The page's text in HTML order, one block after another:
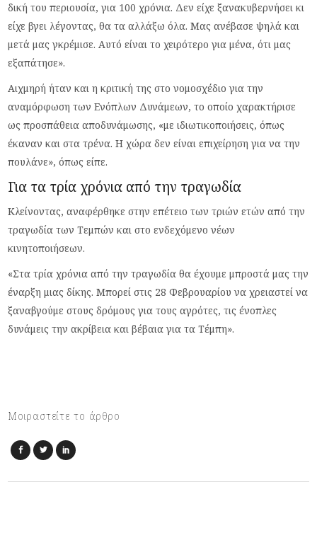
δική του περιουσία, για 100 χρόνια. Δεν είχε ξανακυβερνήσει κι
είχε βγει λέγοντας, θα τα αλλάξω όλα. Μας ανέβασε ψηλά και
μετά μας γκρέμισε. Αυτό είναι το χειρότερο για μένα, ότι μας
εξαπάτησε».
Αιχμηρή ήταν και η κριτική της στο νομοσχέδιο για την
αναμόρφωση των Ενόπλων Δυνάμεων, το οποίο χαρακτήρισε
ως προσπάθεια αποδυνάμωσης, «με ιδιωτικοποιήσεις, όπως
έκαναν και στα τρένα. Η χώρα δεν είναι επιχείρηση για να την
πουλάνε», όπως είπε.
Για τα τρία χρόνια από την τραγωδία
Κλείνοντας, αναφέρθηκε στην επέτειο των τριών ετών από την
τραγωδία των Τεμπών και στο ενδεχόμενο νέων
κινητοποιήσεων.
«Στα τρία χρόνια από την τραγωδία θα έχουμε μπροστά μας την
έναρξη μιας δίκης. Μπορεί στις 28 Φεβρουαρίου να χρειαστεί να
ξαναβγούμε στους δρόμους για τους αγρότες, τις ένοπλες
δυνάμεις την ακρίβεια και βέβαια για τα Τέμπη».
Μοιραστείτε το άρθρο